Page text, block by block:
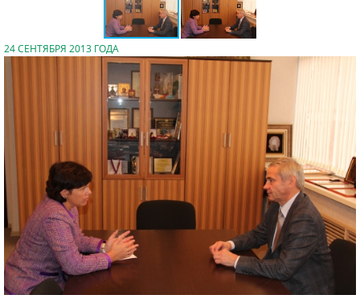
24 СЕНТЯБРЯ 2013 ГОДА